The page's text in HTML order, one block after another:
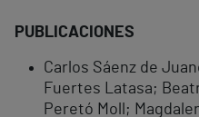
PUBLICACIONES
Carlos Sáenz de
Fuertes Latasa;
Peretó Moll;